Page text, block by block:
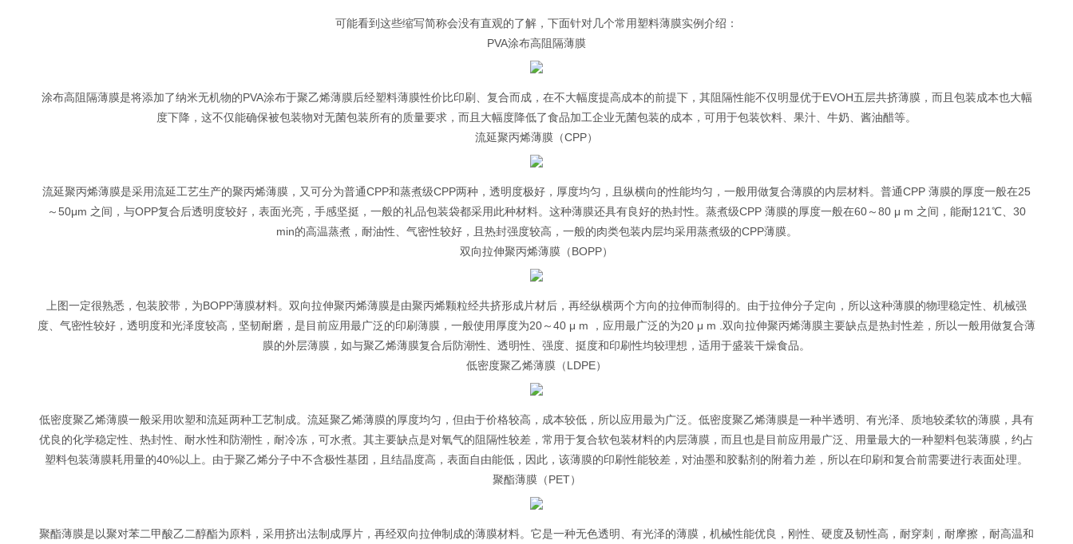
可能看到这些缩写简称会没有直观的了解，下面针对几个常用塑料薄膜实例介绍：
PVA涂布高阻隔薄膜
涂布高阻隔薄膜是将添加了纳米无机物的PVA涂布于聚乙烯薄膜后经塑料薄膜性价比印刷、复合而成，在不大幅度提高成本的前提下，其阻隔性能不仅明显优于EVOH五层共挤薄膜，而且包装成本也大幅
度下降，这不仅能确保被包装物对无菌包装所有的质量要求，而且大幅度降低了食品加工企业无菌包装的成本，可用于包装饮料、果汁、牛奶、酱油醋等。
流延聚丙烯薄膜（CPP）
流延聚丙烯薄膜是采用流延工艺生产的聚丙烯薄膜，又可分为普通CPP和蒸煮级CPP两种，透明度极好，厚度均匀，且纵横向的性能均匀，一般用做复合薄膜的内层材料。普通CPP 薄膜的厚度一般在25
～50μm 之间，与OPP复合后透明度较好，表面光亮，手感坚挺，一般的礼品包装袋都采用此种材料。这种薄膜还具有良好的热封性。蒸煮级CPP 薄膜的厚度一般在60～80 μ m 之间，能耐121℃、30
min的高温蒸煮，耐油性、气密性较好，且热封强度较高，一般的肉类包装内层均采用蒸煮级的CPP薄膜。
双向拉伸聚丙烯薄膜（BOPP）
上图一定很熟悉，包装胶带，为BOPP薄膜材料。双向拉伸聚丙烯薄膜是由聚丙烯颗粒经共挤形成片材后，再经纵横两个方向的拉伸而制得的。由于拉伸分子定向，所以这种薄膜的物理稳定性、机械强
度、气密性较好，透明度和光泽度较高，坚韧耐磨，是目前应用最广泛的印刷薄膜，一般使用厚度为20～40 μ m ，应用最广泛的为20 μ m .双向拉伸聚丙烯薄膜主要缺点是热封性差，所以一般用做复合薄
膜的外层薄膜，如与聚乙烯薄膜复合后防潮性、透明性、强度、挺度和印刷性均较理想，适用于盛装干燥食品。
低密度聚乙烯薄膜（LDPE）
低密度聚乙烯薄膜一般采用吹塑和流延两种工艺制成。流延聚乙烯薄膜的厚度均匀，但由于价格较高，成本较低，所以应用最为广泛。低密度聚乙烯薄膜是一种半透明、有光泽、质地较柔软的薄膜，具有
优良的化学稳定性、热封性、耐水性和防潮性，耐冷冻，可水煮。其主要缺点是对氧气的阻隔性较差，常用于复合软包装材料的内层薄膜，而且也是目前应用最广泛、用量最大的一种塑料包装薄膜，约占
塑料包装薄膜耗用量的40%以上。由于聚乙烯分子中不含极性基团，且结晶度高，表面自由能低，因此，该薄膜的印刷性能较差，对油墨和胶黏剂的附着力差，所以在印刷和复合前需要进行表面处理。
聚酯薄膜（PET）
聚酯薄膜是以聚对苯二甲酸乙二醇酯为原料，采用挤出法制成厚片，再经双向拉伸制成的薄膜材料。它是一种无色透明、有光泽的薄膜，机械性能优良，刚性、硬度及韧性高，耐穿刺，耐摩擦，耐高温和